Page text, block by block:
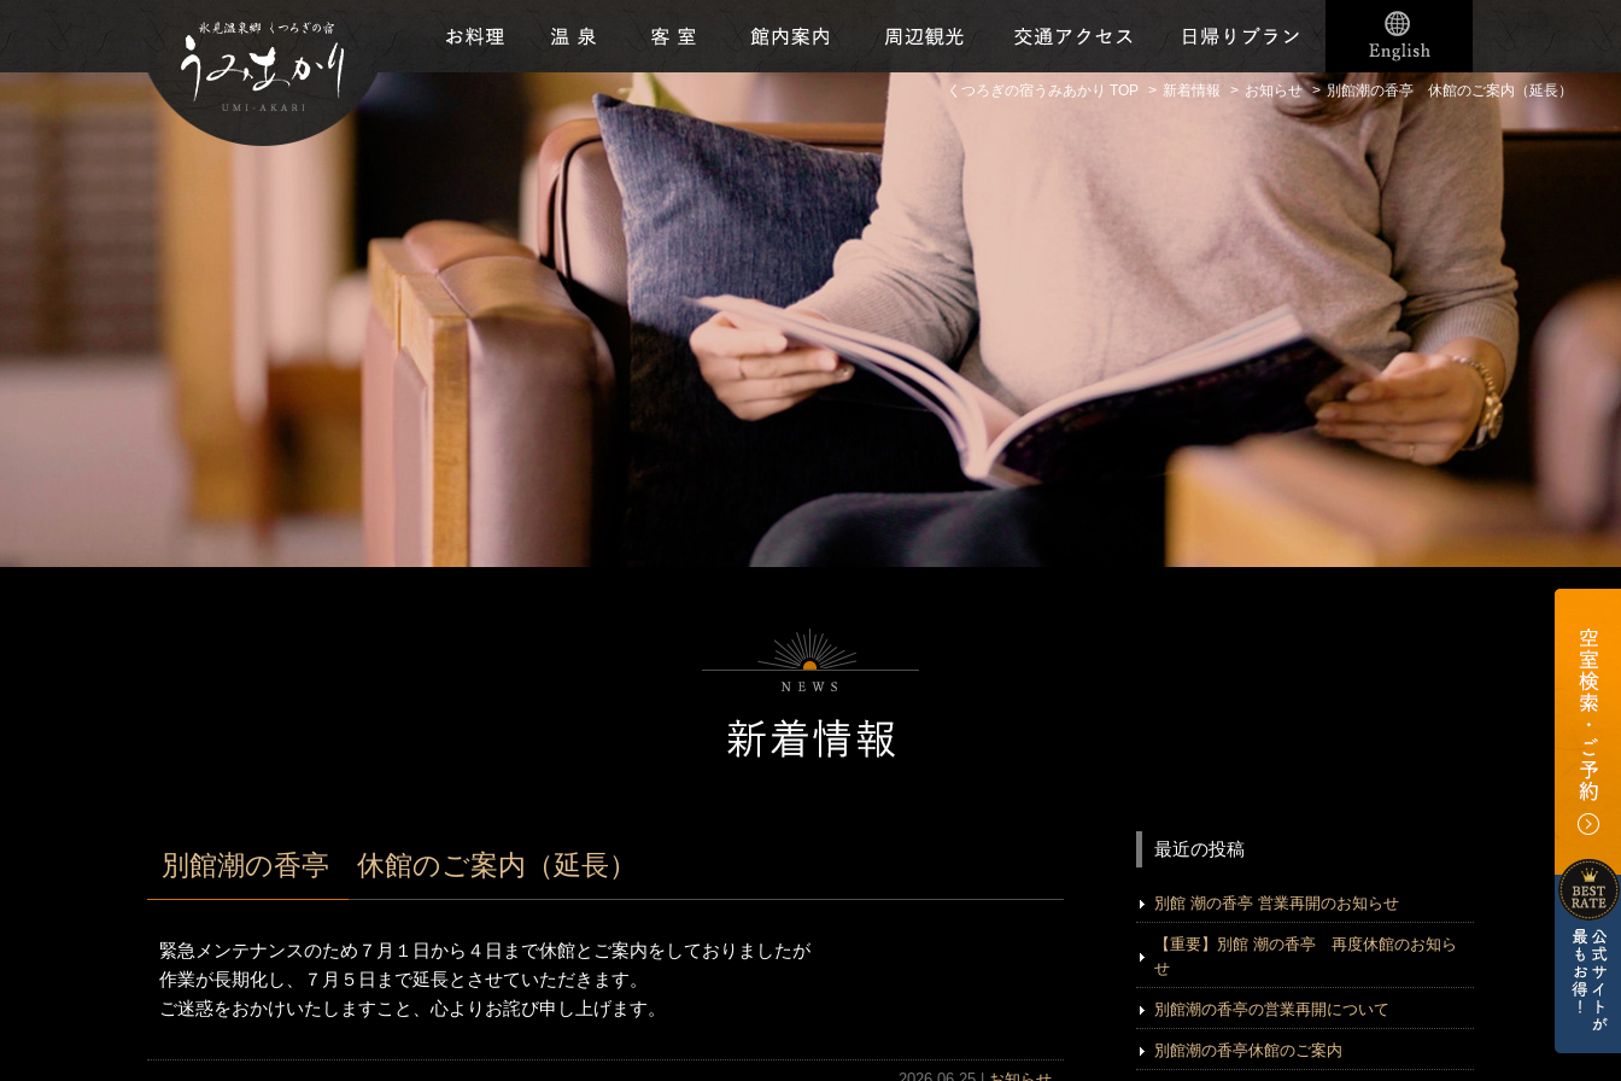
くつろぎの宿うみあかり TOP 新着情報 お知らせ 別館潮の香亭 休館のご案内（延長）
別館潮の香亭 休館のご案内（延長）
緊急メンテナンスのため７月１日から４日まで休館とご案内をしておりましたが
作業が長期化し、７月５日まで延長とさせていただきます。
ご迷惑をおかけいたしますこと、心よりお詫び申し上げます。
最近の投稿
別館 潮の香亭 営業再開のお知らせ
【重要】別館 潮の香亭 再度休館のお知ら
せ
別館潮の香亭の営業再開について
別館潮の香亭休館のご案内